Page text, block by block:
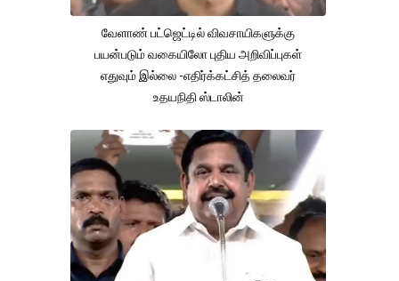
வேளாண் பட்ஜெட்டில் விவசாயிகளுக்கு
பயன்படும் வகையிலோ புதிய அறிவிப்புகள்
எதுவும் இல்லை -எதிர்க்கட்சித் தலைவர்
உதயநிதி ஸ்டாலின்